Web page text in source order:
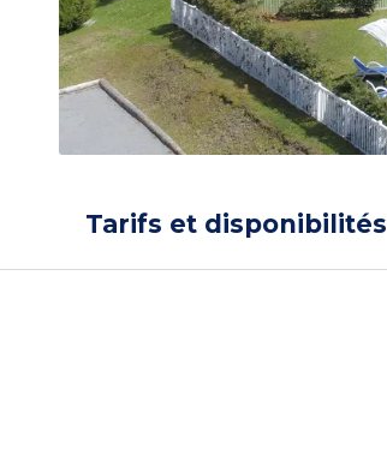
Tarifs et disponibilités